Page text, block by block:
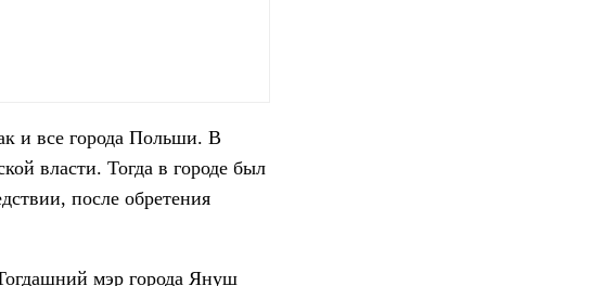
и все города Польши. В
власти. Тогда в городе был
после обретения
мэр города Януш